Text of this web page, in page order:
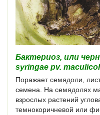
Бактериоз, или
syringae pv.
Поражает семядоли,
семена. На семядолях
взрослых растений
темнокоричневой или